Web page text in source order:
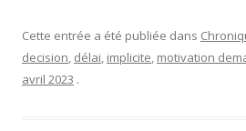
Cette entrée a été publiée dans
decision délai implicite motivation
avril 2023 .